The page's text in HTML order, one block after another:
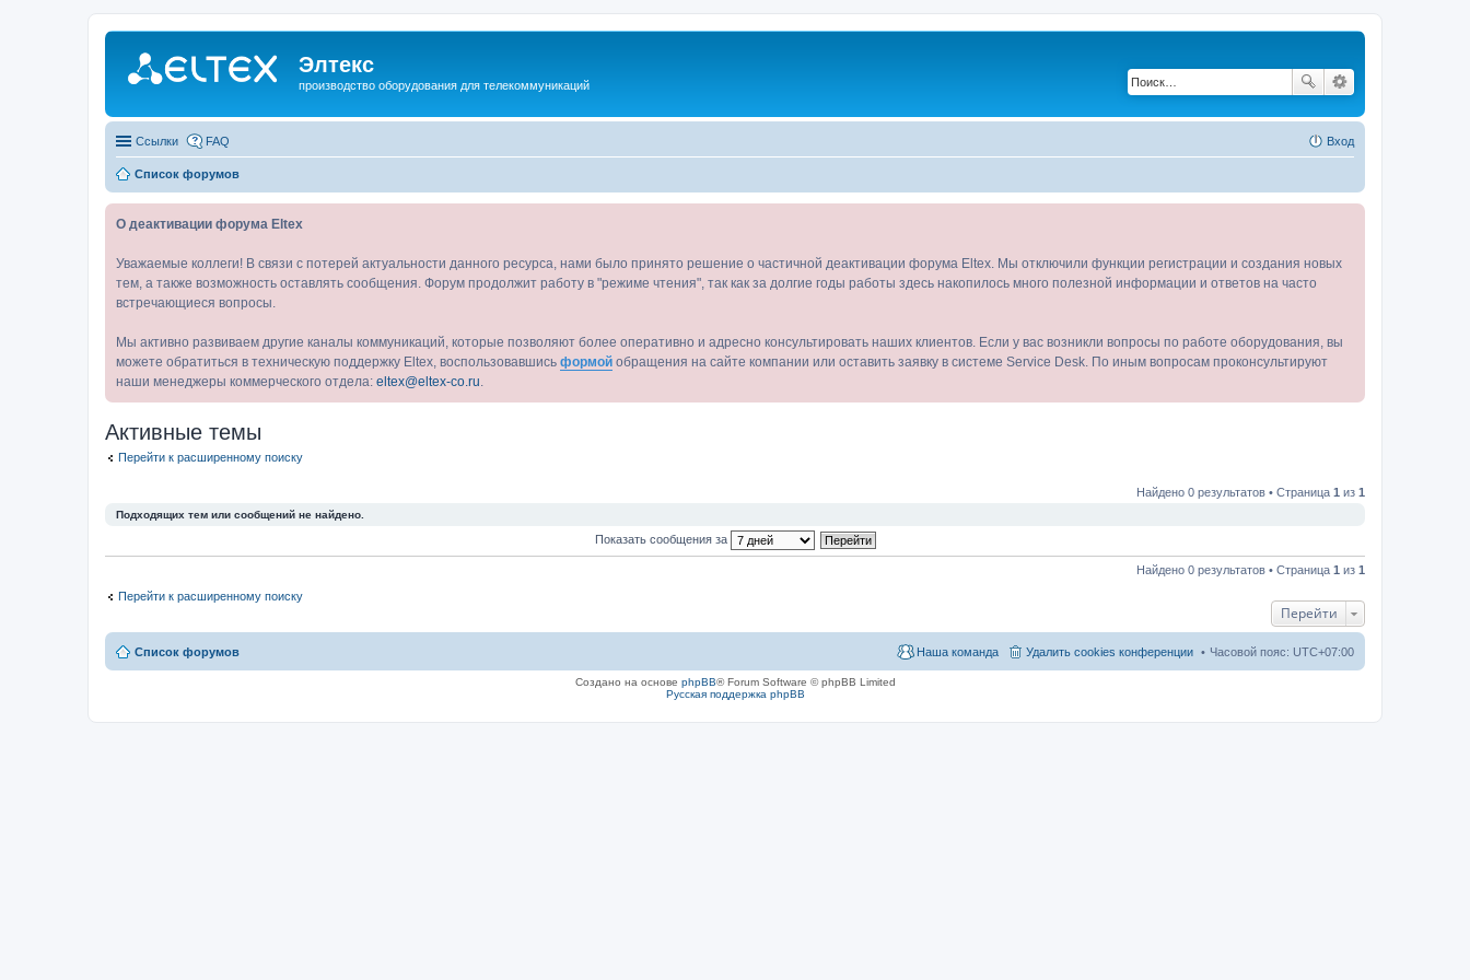
Элтекс
производство оборудования для телекоммуникаций
Ссылки FAQ Вход
Список форумов
О деактивации форума Eltex
Уважаемые коллеги! В связи с потерей актуальности данного ресурса, нами было принято решение о частичной деактивации форума Eltex. Мы отключили функции регистрации и создания новых
тем, а также возможность оставлять сообщения. Форум продолжит работу в "режиме чтения", так как за долгие годы работы здесь накопилось много полезной информации и ответов на часто
встречающиеся вопросы.
Мы активно развиваем другие каналы коммуникаций, которые позволяют более оперативно и адресно консультировать наших клиентов. Если у вас возникли вопросы по работе оборудования, вы
можете обратиться в техническую поддержку Eltex, воспользовавшись формой обращения на сайте компании или оставить заявку в системе Service Desk. По иным вопросам проконсультируют
наши менеджеры коммерческого отдела: eltex@eltex-co.ru
Активные темы
Перейти к расширенному поиску
Найдено 0 результатов • Страница 1 из 1
Подходящих тем или сообщений не найдено.
Показать сообщения за
Найдено 0 результатов • Страница 1 из 1
Перейти к расширенному поиску
Перейти
Список форумов Часовой пояс: UTC+07:00
Удалить cookies конференции
Наша команда
Создано на основе phpBB® Forum Software © phpBB Limited
Русская поддержка phpBB